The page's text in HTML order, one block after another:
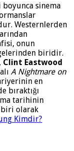
boyunca sinema
Westernlerden
onun
biridir.
Clint Eastwood
A Nightmare on
en
bıraktığı
tarihinin
biri olarak
Kimdir?